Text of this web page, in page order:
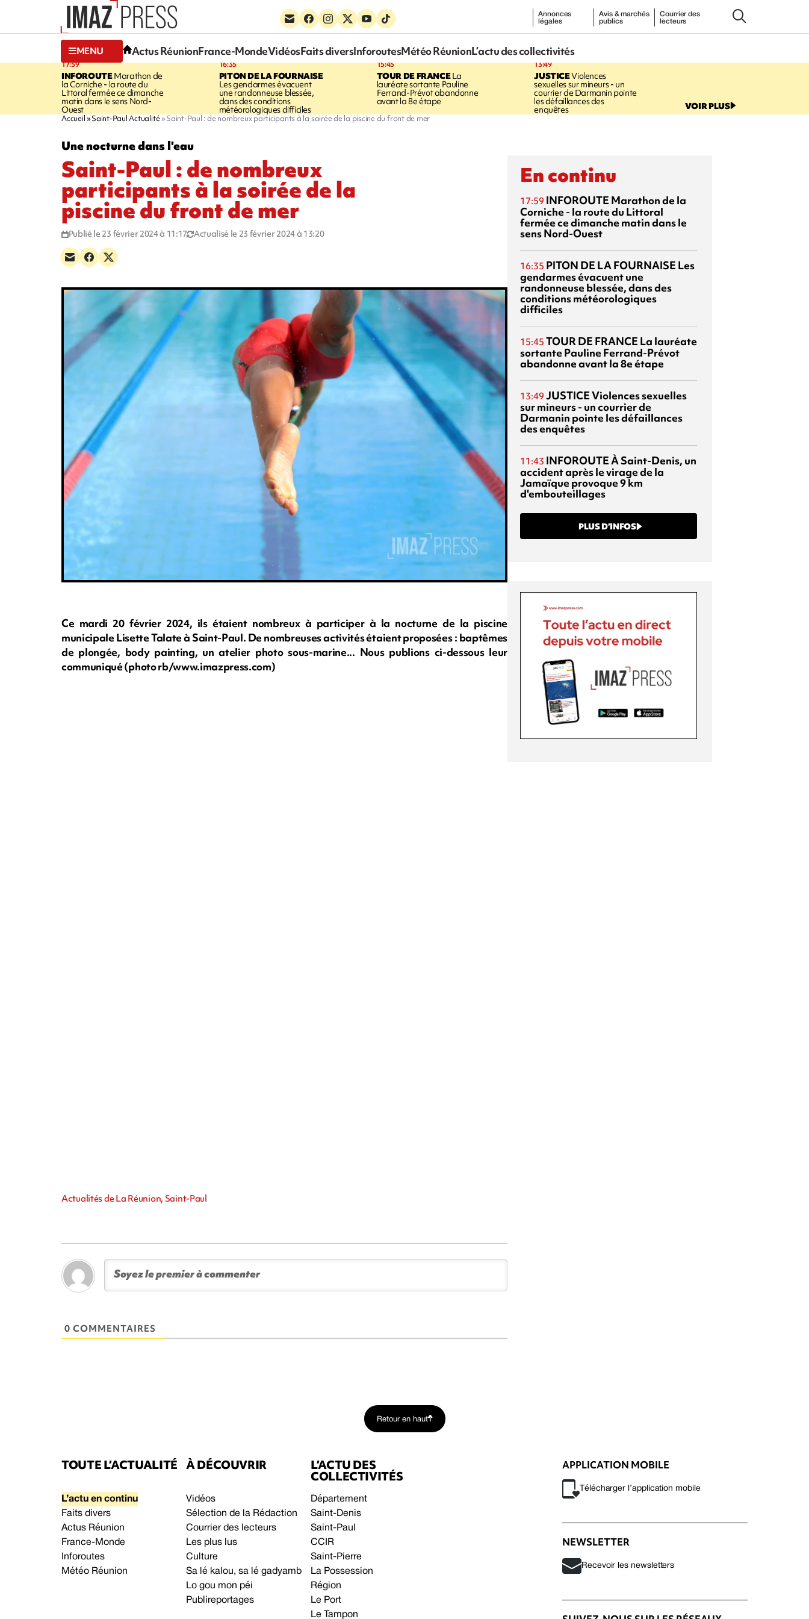
Annonces
légales
Avis & marchés
publics
Courrier des
lecteurs
MENU Actus RéunionFrance-MondeVidéosFaits diversInforoutesMétéo RéunionL’actu des collectivités
17:59
INFOROUTEMarathon de
la Corniche - la route du
Littoral fermée ce dimanche
matin dans le sens Nord-
Ouest
16:35
PITON DE LA FOURNAISE
Les gendarmes évacuent
une randonneuse blessée,
dans des conditions
météorologiques difficiles
15:45
TOUR DE FRANCELa
lauréate sortante Pauline
Ferrand-Prévot abandonne
avant la 8e étape
13:49
JUSTICEViolences
sexuelles sur mineurs - un
courrier de Darmanin pointe
les défaillances des
enquêtes VOIR PLUS
Accueil Saint-Paul Actualité Saint-Paul : de nombreux participants à la soirée de la piscine du front de mer
Une nocturne dans l'eau
Saint-Paul : de nombreux
participants à la soirée de la
piscine du front de mer
Publié le 23 février 2024 à 11:17 Actualisé le 23 février 2024 à 13:20
Ce mardi 20 février 2024, ils étaient nombreux à participer à la nocturne de la piscine
municipale Lisette Talate à Saint-Paul. De nombreuses activités étaient proposées : baptêmes
de plongée, body painting, un atelier photo sous-marine... Nous publions ci-dessous leur
communiqué (photo rb/www.imazpress.com)
Actualités de La Réunion, Saint-Paul
0 COMMENTAIRES
En continu
17:59 INFOROUTE Marathon de la
Corniche - la route du Littoral
fermée ce dimanche matin dans le
sens Nord-Ouest
16:35 PITON DE LA FOURNAISE Les
gendarmes évacuent une
randonneuse blessée, dans des
conditions météorologiques
difficiles
15:45 TOUR DE FRANCE La lauréate
sortante Pauline Ferrand-Prévot
abandonne avant la 8e étape
13:49 JUSTICEViolences sexuelles
sur mineurs - un courrier de
Darmanin pointe les défaillances
des enquêtes
11:43 INFOROUTEÀ Saint-Denis, un
accident après le virage de la
Jamaïque provoque 9 km
d'embouteillages
PLUS D’INFOS
Retour en haut
TOUTE L’ACTUALITÉ
L’actu en continu
Faits divers
Actus Réunion
France-Monde
Inforoutes
Météo Réunion
À DÉCOUVRIR
Vidéos
Sélection de la Rédaction
Courrier des lecteurs
Les plus lus
Culture
Sa lé kalou, sa lé gadyamb
Lo gou mon péi
Publireportages
L’ACTU DES
COLLECTIVITÉS
Département
Saint-Denis
Saint-Paul
CCIR
Saint-Pierre
La Possession
Région
Le Port
Le Tampon
APPLICATION MOBILE
Télécharger l’application mobile
NEWSLETTER
Recevoir les newsletters